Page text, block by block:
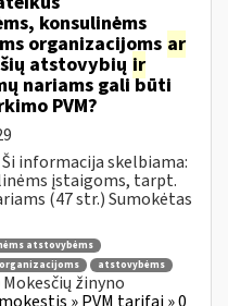
konsulinėms
organizacijoms ar
atstovybių ir
nariams gali būti
PVM?
informacija skelbiama:
įstaigoms, tarpt.
(47 str.) Sumokėtas
atstovybėms
atstovybėms
Mokesčių žinyno